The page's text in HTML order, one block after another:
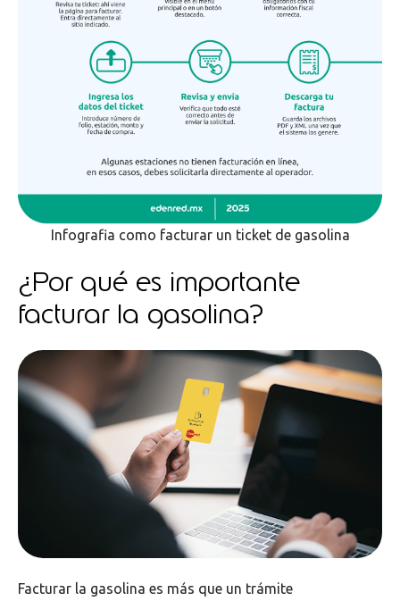
Infografia como facturar un ticket de gasolina
¿Por qué es importante
facturar la gasolina?
Facturar la gasolina es más que un trámite